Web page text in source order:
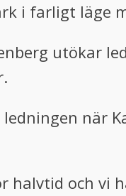
i farligt läge
utökar
ledningen när
halvtid och vi